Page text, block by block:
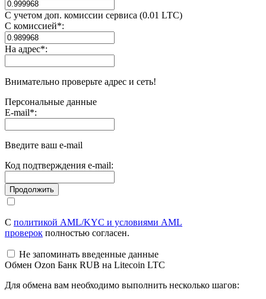
С учетом доп. комиссии сервиса (0.01 LTC)
С комиссией*:
На адрес*:
Внимательно проверьте адрес и сеть!
Персональные данные
E-mail*:
Введите ваш e-mail
Код подтверждения e-mail:
С политикой AML/KYC и условиями AML
проверок полностью согласен.
Не запоминать введенные данные
Обмен Ozon Банк RUB на Litecoin LTC
Для обмена вам необходимо выполнить несколько шагов: